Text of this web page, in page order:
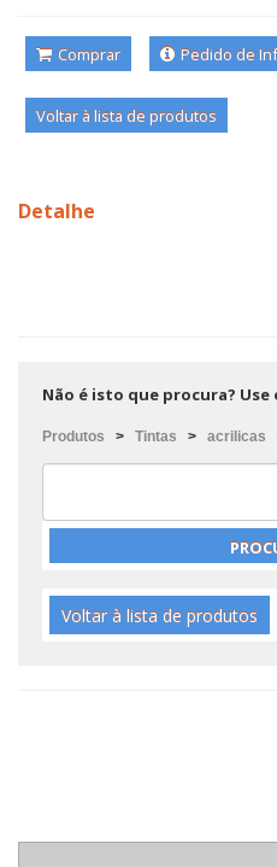
Comprar Pedido de
Voltar à lista de produtos
Detalhe
Não é isto que procura?
Produtos > Tintas > acrilicas
Voltar à lista de produtos